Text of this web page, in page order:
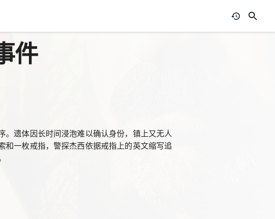
件
遗体因长时间浸泡难以确认身份，镇上又无人
和一枚戒指，警探杰西依据戒指上的英文缩写追